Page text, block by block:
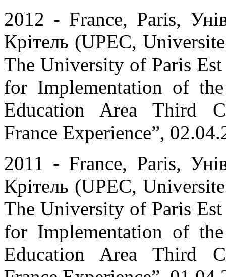
2012 - France, Paris,
Крітель (UPEC,
The University of Paris
for Implementation of
Education Area Third
France Experience”,
2011 - France, Paris,
Крітель (UPEC,
The University of Paris
for Implementation of
Education Area Third